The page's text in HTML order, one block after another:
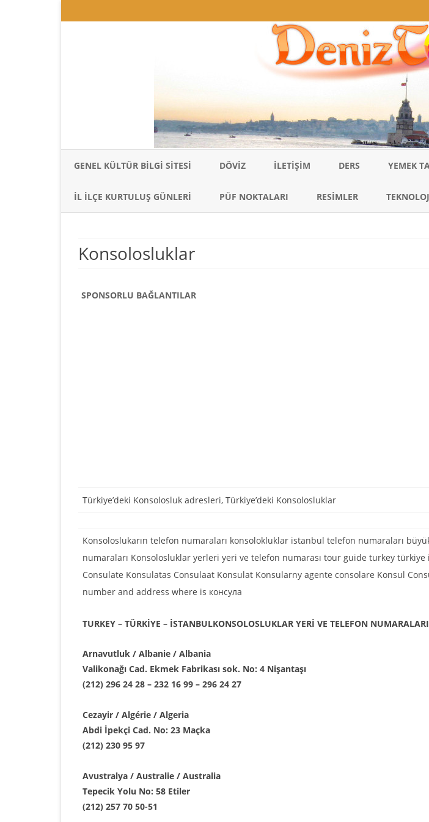
to
GENEL KÜLTÜR BILGI SITESI DÖVIZ İLETIŞIM DERS YEMEK
İL İLÇE KURTULUŞ GÜNLERI PÜF NOKTALARI RESIMLER
Konsolosluklar
SPONSORLU BAĞLANTILAR
Türkiye’deki Konsolosluk adresleri, Türkiye’deki Konsolosluklar
Konsoloslukarın telefon numaraları konsolokluklar istanbul telefon numaraları
numaraları Konsolosluklar yerleri yeri ve telefon numarası tour guide turkey
Consulate Konsulatas Consulaat Konsulat Konsularny agente consolare Konsul
number and address where is консула
TURKEY – TÜRKİYE – İSTANBULKONSOLOSLUKLAR YERİ VE TELEFON NUMARALARI
Arnavutluk / Albanie / Albania
Valikonağı Cad. Ekmek Fabrikası sok. No: 4 Nişantaşı
(212) 296 24 28 – 232 16 99 – 296 24 27
Cezayir / Algérie / Algeria
Abdi İpekçi Cad. No: 23 Maçka
(212) 230 95 97
Avustralya / Australie / Australia
Tepecik Yolu No: 58 Etiler
(212) 257 70 50-51